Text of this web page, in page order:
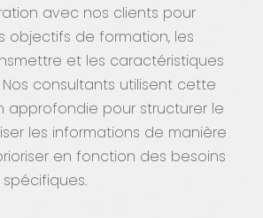
avec nos clients pour
objectifs de formation, les
et les caractéristiques
consultants utilisent cette
approfondie pour structurer le
les informations de manière
en fonction des besoins